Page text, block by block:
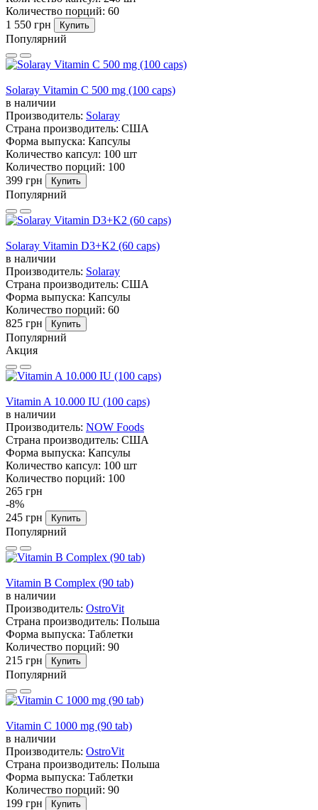
Количество порций: 60
1 550 грн
Купить
Популярний
Solaray Vitamin C 500 mg (100 caps)
в наличии
Производитель: Solaray
Страна производитель: США
Форма выпуска: Капсулы
Количество капсул: 100 шт
Количество порций: 100
399 грн
Купить
Популярний
Solaray Vitamin D3+K2 (60 caps)
в наличии
Производитель: Solaray
Страна производитель: США
Форма выпуска: Капсулы
Количество порций: 60
825 грн
Купить
Популярний
Акция
Vitamin A 10.000 IU (100 caps)
в наличии
Производитель: NOW Foods
Страна производитель: США
Форма выпуска: Капсулы
Количество капсул: 100 шт
Количество порций: 100
265 грн
-8%
245 грн
Купить
Популярний
Vitamin B Complex (90 tab)
в наличии
Производитель: OstroVit
Страна производитель: Польша
Форма выпуска: Таблетки
Количество порций: 90
215 грн
Купить
Популярний
Vitamin C 1000 mg (90 tab)
в наличии
Производитель: OstroVit
Страна производитель: Польша
Форма выпуска: Таблетки
Количество порций: 90
199 грн
Купить